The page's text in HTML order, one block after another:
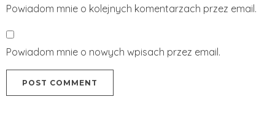
Powiadom mnie o kolejnych komentarzach przez email.
Powiadom mnie o nowych wpisach przez email.